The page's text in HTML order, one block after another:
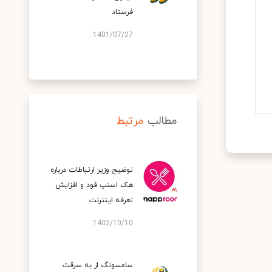
فرستاد
1401/07/27
مطالب مرتبط
توضیح وزیر ارتباطات درباره
هک اسنپ‌ فود و افزایش
تعرفه اینترنت
1402/10/10
سامسونگ از به سرقت